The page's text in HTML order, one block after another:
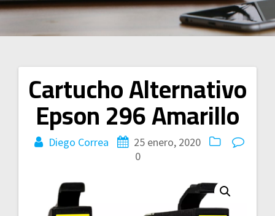
Cartucho Alternativo
Epson 296 Amarillo
Diego Correa
25 enero, 2020
0
Navegación
de
entradas